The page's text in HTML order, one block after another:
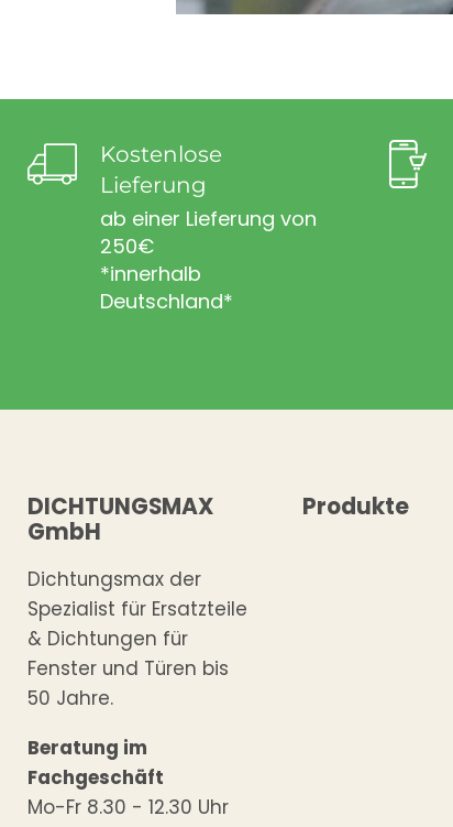
Kostenlose
Lieferung
ab einer Lieferung von
250€
*innerhalb
Deutschland*
DICHTUNGSMAX
GmbH
Dichtungsmax der
Spezialist für Ersatzteile
& Dichtungen für
Fenster und Türen bis
50 Jahre.
Beratung im
Fachgeschäft
Mo-Fr 8.30 - 12.30 Uhr
Produkte